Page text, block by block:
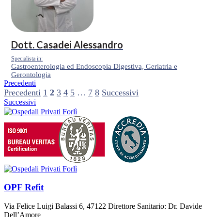
Dott. Casadei Alessandro
Specialista in:
Gastroenterologia ed Endoscopia Digestiva, Geriatria e
Gerontologia
Precedenti
Precedenti 1 2 3 4 5 … 7 8 Successivi
Successivi
OPF Refit
Via Felice Luigi Balassi 6, 47122 Direttore Sanitario: Dr. Davide
Dell’Amore